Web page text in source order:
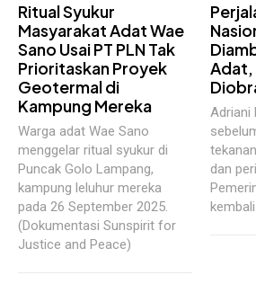
Ritual Syukur
Masyarakat Adat Wae
Sano Usai PT PLN Tak
Prioritaskan Proyek
Geotermal di
Kampung Mereka
Warga adat Wae Sano
menggelar ritual syukur di
Puncak Golo Lampang,
kampung leluhur mereka
pada 26 September 2025.
(Dokumentasi Sunspirit for
Justice and Peace)
Adat,
Adriani
dan